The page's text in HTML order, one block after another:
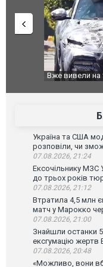
Вийшов
фільму
Україна та США
розповіли, чи
07.08.2026, 21:24
Ексочільнику МЗС
до трьох років
07.08.2026, 21:12
Втратила 4,5 млн
матч у Марокко
07.08.2026, 21:00
Знайшли останки
ексгумацію жертв
07.08.2026, 20:48
«Можливо, вони